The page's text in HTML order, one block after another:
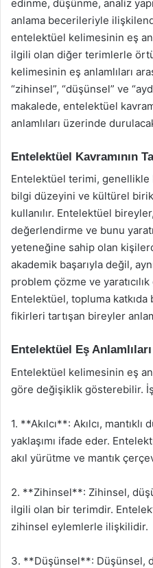
edinme, düşünme, analiz
anlama becerileriyle
entelektüel kelimesinin eş
ilgili olan diğer terimlerle
kelimesinin eş anlamlıları
“zihinsel”, “düşünsel” ve
makalede, entelektüel
anlamlıları üzerinde
Entelektüel Kavramının
Entelektüel terimi,
bilgi düzeyini ve kültürel
kullanılır. Entelektüel
değerlendirme ve bunu
yeteneğine sahip olan
akademik başarıyla değil,
problem çözme ve
Entelektüel, topluma
fikirleri tartışan bireyler
Entelektüel Eş Anlamlıları
Entelektüel kelimesinin eş
göre değişiklik gösterebilir.
1. **Akılcı**: Akılcı,
yaklaşımı ifade eder.
akıl yürütme ve mantık
2. **Zihinsel**: Zihinsel,
ilgili olan bir terimdir.
zihinsel eylemlerle ilişkilidir.
3. **Düşünsel**: Düşünsel,